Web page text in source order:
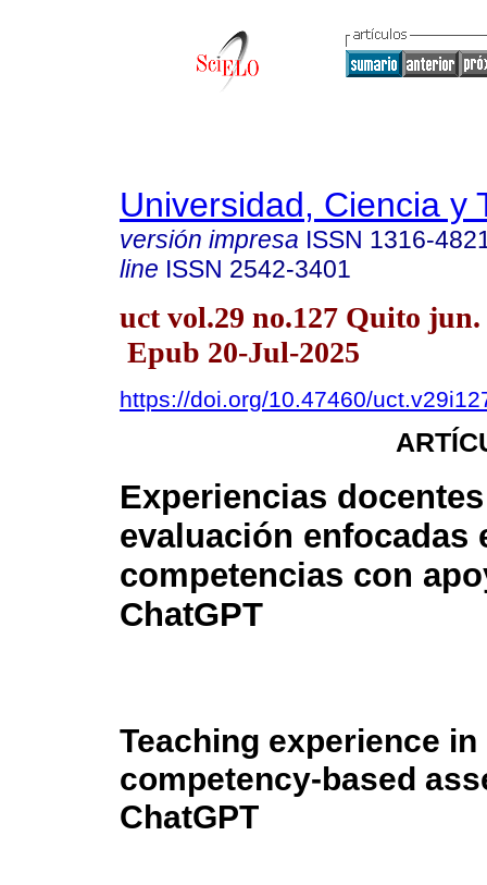
Universidad, Ciencia y
versión impresa ISSN 1316-
line ISSN 2542-3401
uct vol.29 no.127 Quito jun.
Epub 20-Jul-2025
https://doi.org/10.47460/
Experiencias
evaluación enfocadas
competencias con
ChatGPT
Teaching experience in
competency-based
ChatGPT